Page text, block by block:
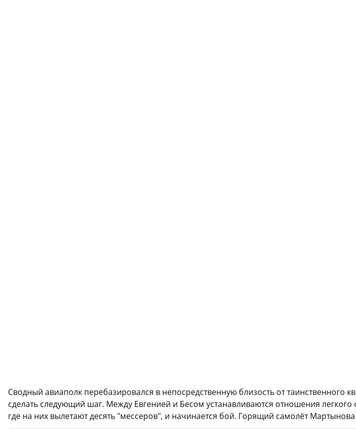
Сводный авиаполк перебазировался в непосредственную близость от таинственного
сделать следующий шаг. Между Евгенией и Бесом устанавливаются отношения
где на них вылетают десять "мессеров", и начинается бой. Горящий самолёт